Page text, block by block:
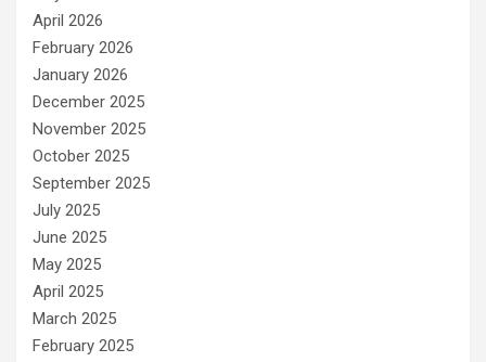
April 2026
February 2026
January 2026
December 2025
November 2025
October 2025
September 2025
July 2025
June 2025
May 2025
April 2025
March 2025
February 2025